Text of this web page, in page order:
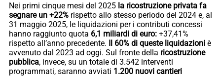
Nei primi cinque mesi del 2025 la ricostruzione privata fa
segnare un +22% rispetto allo stesso periodo del 2024 e, al
31 maggio 2025, le liquidazioni per i contributi concessi
hanno raggiunto quota 6,1 miliardi di euro: +37,41%
rispetto all’anno precedente. Il 60% di queste liquidazioni è
avvenuto dal 2023 ad oggi. Sul fronte della ricostruzione
pubblica, invece, su un totale di 3.542 interventi
programmati, saranno avviati 1.200 nuovi cantieri